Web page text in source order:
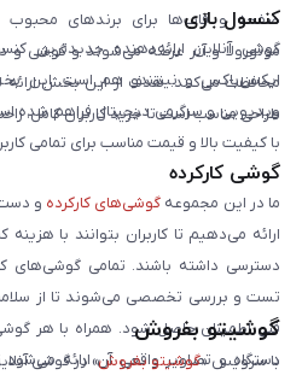
صفحه و قاب‌ها برای برندهای محبوب
موتورولا و آنر عرضه می‌شوند و گوشی و
محافظت می‌کنند. هدف از این بخش ارائه
طراحی مناسب است تا خرید کاربران کامل،
کنسول بازی
گوشی آنلاین ارائه‌دهنده جدیدترین
ایکس‌باکس و نینتندو هم است. این
ویدیویی و سرگرمی دیجیتال فراهم شده
با کیفیت بالا و قیمت مناسب برای تمامی
گوشی کارکرده
ما در این مجموعه گوشی‌های کارکرده و
ارائه می‌دهیم تا کاربران بتوانند با
دسترسی داشته باشند. تمامی گوشی‌های
تست و بررسی تخصصی می‌شوند تا از
فنی اطمینان حاصل شود. همراه با هر
دستگاه و تصاویر واقعی آن ارائه می‌شود تا
گوشیتو بفروش
با سرویس «گوشیتو بفروش» در گوشی